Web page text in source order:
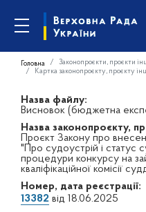
Головна Законопроєкти, проєкти
Картка законопроєкту, проєкту
Назва файлу:
Висновок (бюджетна
Назва законопроєкту,
Проєкт Закону про
"Про судоустрій і статус
процедури конкурсу на
кваліфікаційної комісії
Номер, дата реєстрації:
13382 від 18.06.2025